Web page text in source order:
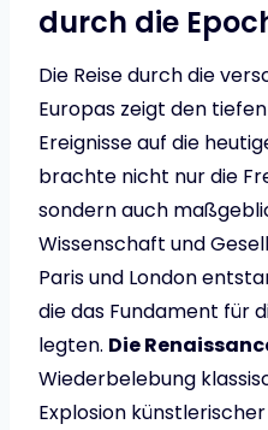
durch die
Die Reise durch die
Europas zeigt den
Ereignisse auf die
brachte nicht nur die
sondern auch
Wissenschaft und
Paris und London
die das Fundament für
legten. Die
Wiederbelebung
Explosion